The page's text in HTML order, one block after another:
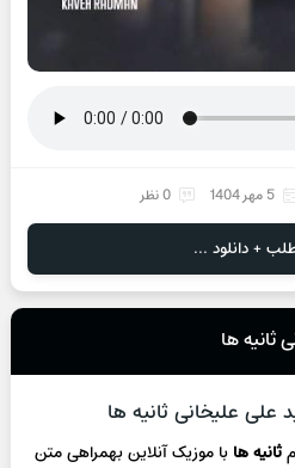
5 مهر 1404 0 نظر
+ دانلود ...
ثانیه ها
علی علیخانی ثانیه ها
ثانیه ها با موزیک آنلاینبهمراهی متن